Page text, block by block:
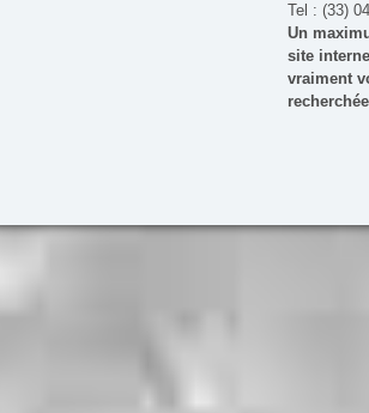
Tel : (33)
Un
site
vraiment